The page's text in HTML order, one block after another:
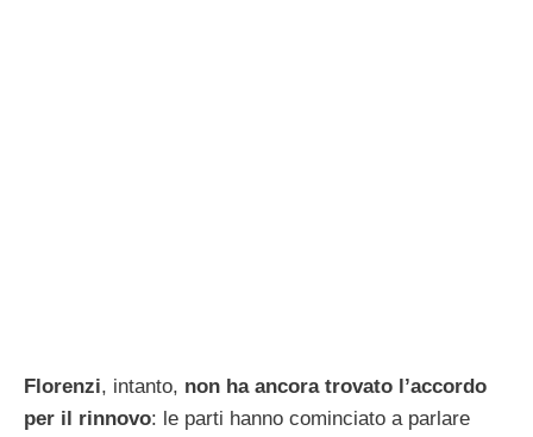
Florenzi, intanto, non ha ancora trovato l’accordo
per il rinnovo: le parti hanno cominciato a parlare